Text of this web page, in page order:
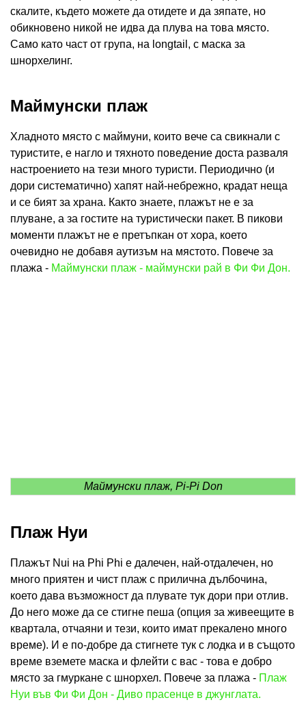
скалите, където можете да отидете и да зяпате, но
обикновено никой не идва да плува на това място.
Само като част от група, на longtail, с маска за
шнорхелинг.
Маймунски плаж
Хладното място с маймуни, които вече са свикнали с
туристите, е нагло и тяхното поведение доста разваля
настроението на тези много туристи. Периодично (и
дори систематично) хапят най-небрежно, крадат неща
и се бият за храна. Както знаете, плажът не е за
плуване, а за гостите на туристически пакет. В пикови
моменти плажът не е претъпкан от хора, което
очевидно не добавя аутизъм на мястото. Повече за
плажа - Маймунски плаж - маймунски рай в Фи Фи Дон.
Маймунски плаж, Pi-Pi Don
Плаж Нуи
Плажът Nui на Phi Phi е далечен, най-отдалечен, но
много приятен и чист плаж с прилична дълбочина,
което дава възможност да плувате тук дори при отлив.
До него може да се стигне пеша (опция за живеещите в
квартала, отчаяни и тези, които имат прекалено много
време). И е по-добре да стигнете тук с лодка и в същото
време вземете маска и флейти с вас - това е добро
място за гмуркане с шнорхел. Повече за плажа - Плаж
Нуи във Фи Фи Дон - Диво прасенце в джунглата.